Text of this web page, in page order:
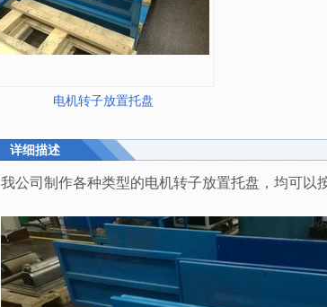
电机转子放置托盘
详细描述
我公司制作各种类型的电机转子放置托盘，均可以